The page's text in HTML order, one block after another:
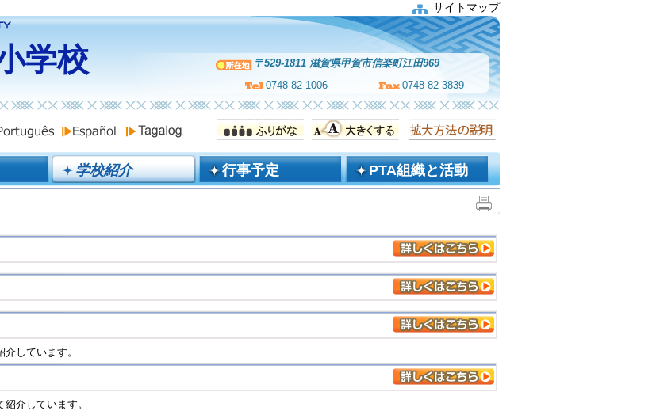
サイトマップ
学校
〒529-1811 滋賀県甲賀市信楽町江田969
0748-82-1006
0748-82-3839
学校紹介 行事予定 PTA組織と活動
しています。
介しています。